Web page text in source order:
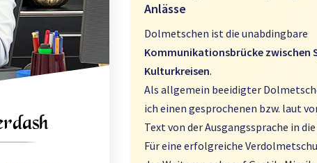
Anlässe
Dolmetschen ist die unabdingbare
Kommunikationsbrücke zwischen
Kulturkreisen.
Als allgemein beeidigter
ich einen gesprochenen bzw. laut
Text von der Ausgangssprache in
Für eine erfolgreiche